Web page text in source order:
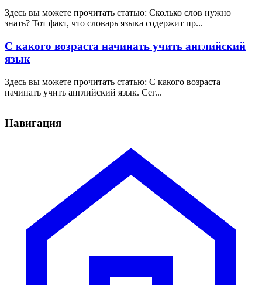
Здесь вы можете прочитать статью: Сколько слов нужно
знать? Тот факт, что словарь языка содержит пр...
С какого возраста начинать учить английский
язык
Здесь вы можете прочитать статью: С какого возраста
начинать учить английский язык. Сег...
Навигация